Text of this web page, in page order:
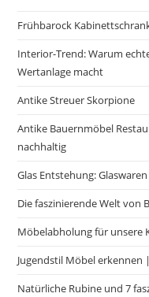
Frühbarock
Interior-Trend: Warum
Wertanlage macht
Antike Streuer Skorpione
Antike Bauernmöbel
nachhaltig
Glas Entstehung:
Die faszinierende Welt von
Möbelabholung für unsere
Jugendstil Möbel erkennen
Natürliche Rubine und 7